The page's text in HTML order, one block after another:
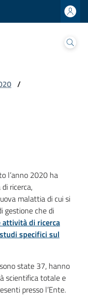
/
l’anno 2020 ha
ricerca,
malattia di cui si
gestione che di
attività di ricerca
specifici sul
sono state 37, hanno
scientifica totale e
presso l’Ente.